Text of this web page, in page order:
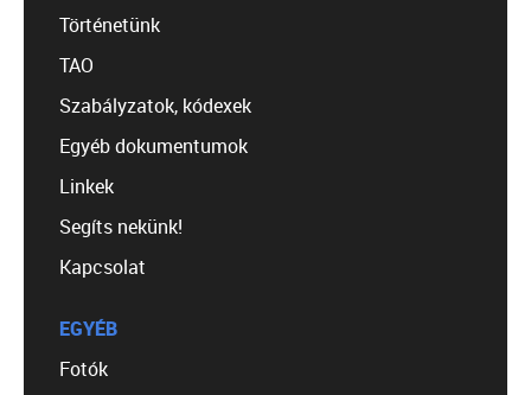
Történetünk
TAO
Szabályzatok, kódexek
Egyéb dokumentumok
Linkek
Segíts nekünk!
Kapcsolat
EGYÉB
Fotók